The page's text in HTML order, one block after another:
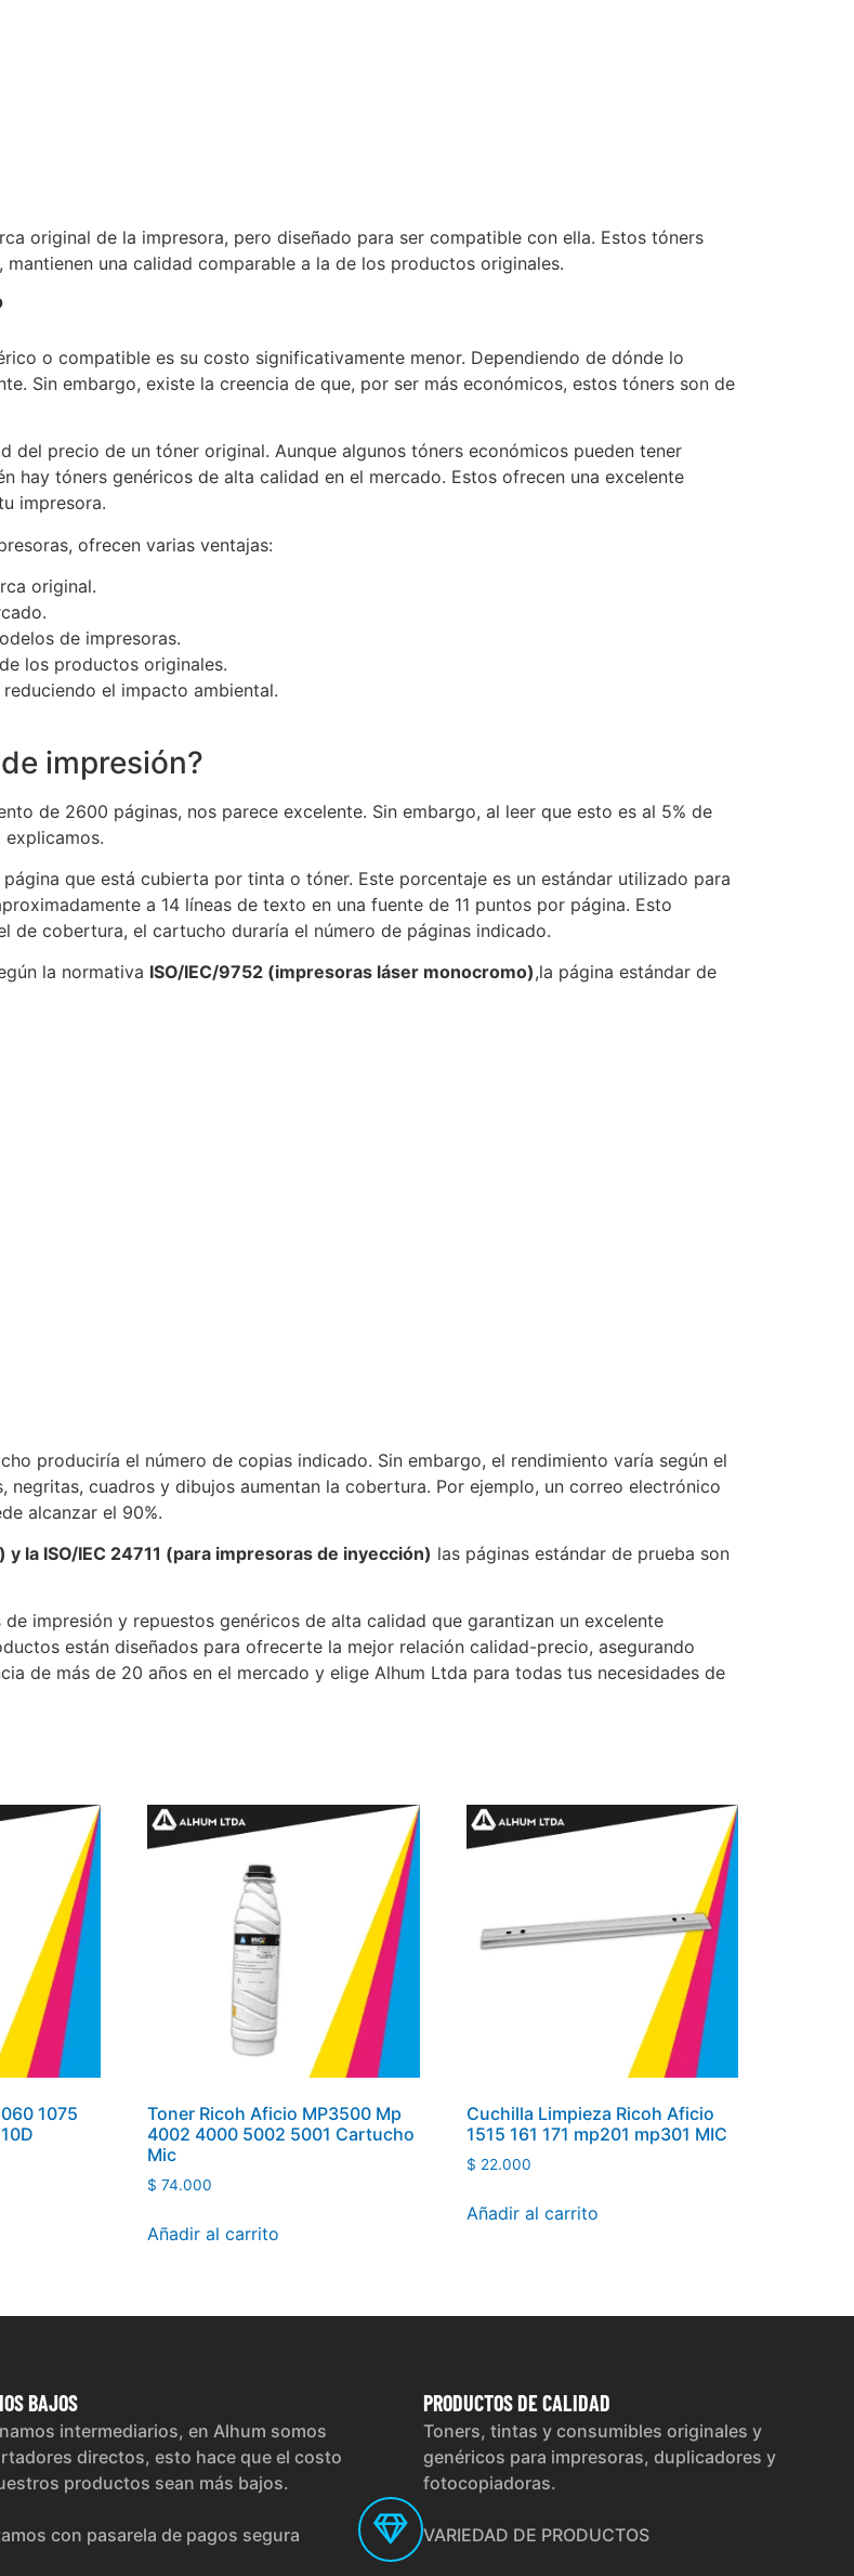
original de la impresora, pero diseñado para ser compatible con ella. Estos tóners
una calidad comparable a la de los productos originales.
o compatible es su costo significativamente menor. Dependiendo de dónde lo
Sin embargo, existe la creencia de que, por ser más económicos, estos tóners son de
del precio de un tóner original. Aunque algunos tóners económicos pueden tener
hay tóners genéricos de alta calidad en el mercado. Estos ofrecen una excelente
impresora.
ofrecen varias ventajas:
original.
de impresoras.
los productos originales.
el impacto ambiental.
impresión?
de 2600 páginas, nos parece excelente. Sin embargo, al leer que esto es al 5% de
explicamos.
que está cubierta por tinta o tóner. Este porcentaje es un estándar utilizado para
a 14 líneas de texto en una fuente de 11 puntos por página. Esto
de cobertura, el cartucho duraría el número de páginas indicado.
la normativa ISO/IEC/9752 (impresoras láser monocromo),la página estándar de
produciría el número de copias indicado. Sin embargo, el rendimiento varía según el
cuadros y dibujos aumentan la cobertura. Por ejemplo, un correo electrónico
alcanzar el 90%.
la ISO/IEC 24711 (para impresoras de inyección) las páginas estándar de prueba son
impresión y repuestos genéricos de alta calidad que garantizan un excelente
están diseñados para ofrecerte la mejor relación calidad-precio, asegurando
de más de 20 años en el mercado y elige Alhum Ltda para todas tus necesidades de
1075
Toner Ricoh Aficio MP3500 Mp
4002 4000 5002 5001 Cartucho
Mic
$ 74.000
Añadir al carrito
Cuchilla Limpieza Ricoh Aficio
1515 161 171 mp201 mp301 MIC
$ 22.000
Añadir al carrito
BAJOS
intermediarios, en Alhum somos
directos, esto hace que el costo
productos sean más bajos.
con pasarela de pagos segura
PRODUCTOSDE CALIDAD
Toners, tintas y consumibles originales y
genéricos para impresoras, duplicadores y
fotocopiadoras.
VARIEDAD DE PRODUCTOS